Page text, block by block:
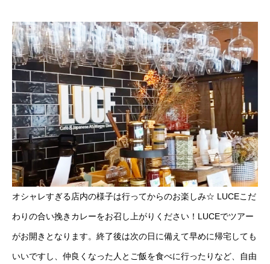
オシャレすぎる店内の様子は行ってからのお楽しみ☆ LUCEこだ
わりの合い挽きカレーをお召し上がりください！LUCEでツアー
がお開きとなります。終了後は次の日に備えて早めに帰宅しても
いいですし、仲良くなった人とご飯を食べに行ったりなど、自由